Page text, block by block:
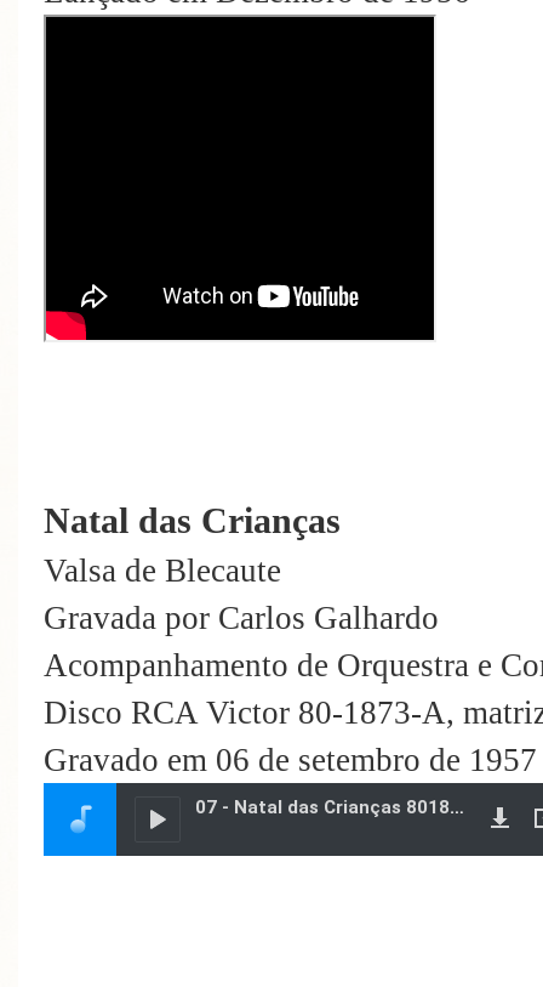
Natal das Crianças
Valsa de Blecaute
Gravada por Carlos Galhardo
Acompanhamento de Orquestra e
Disco RCA Victor 80-1873-A,
Gravado em 06 de setembro de